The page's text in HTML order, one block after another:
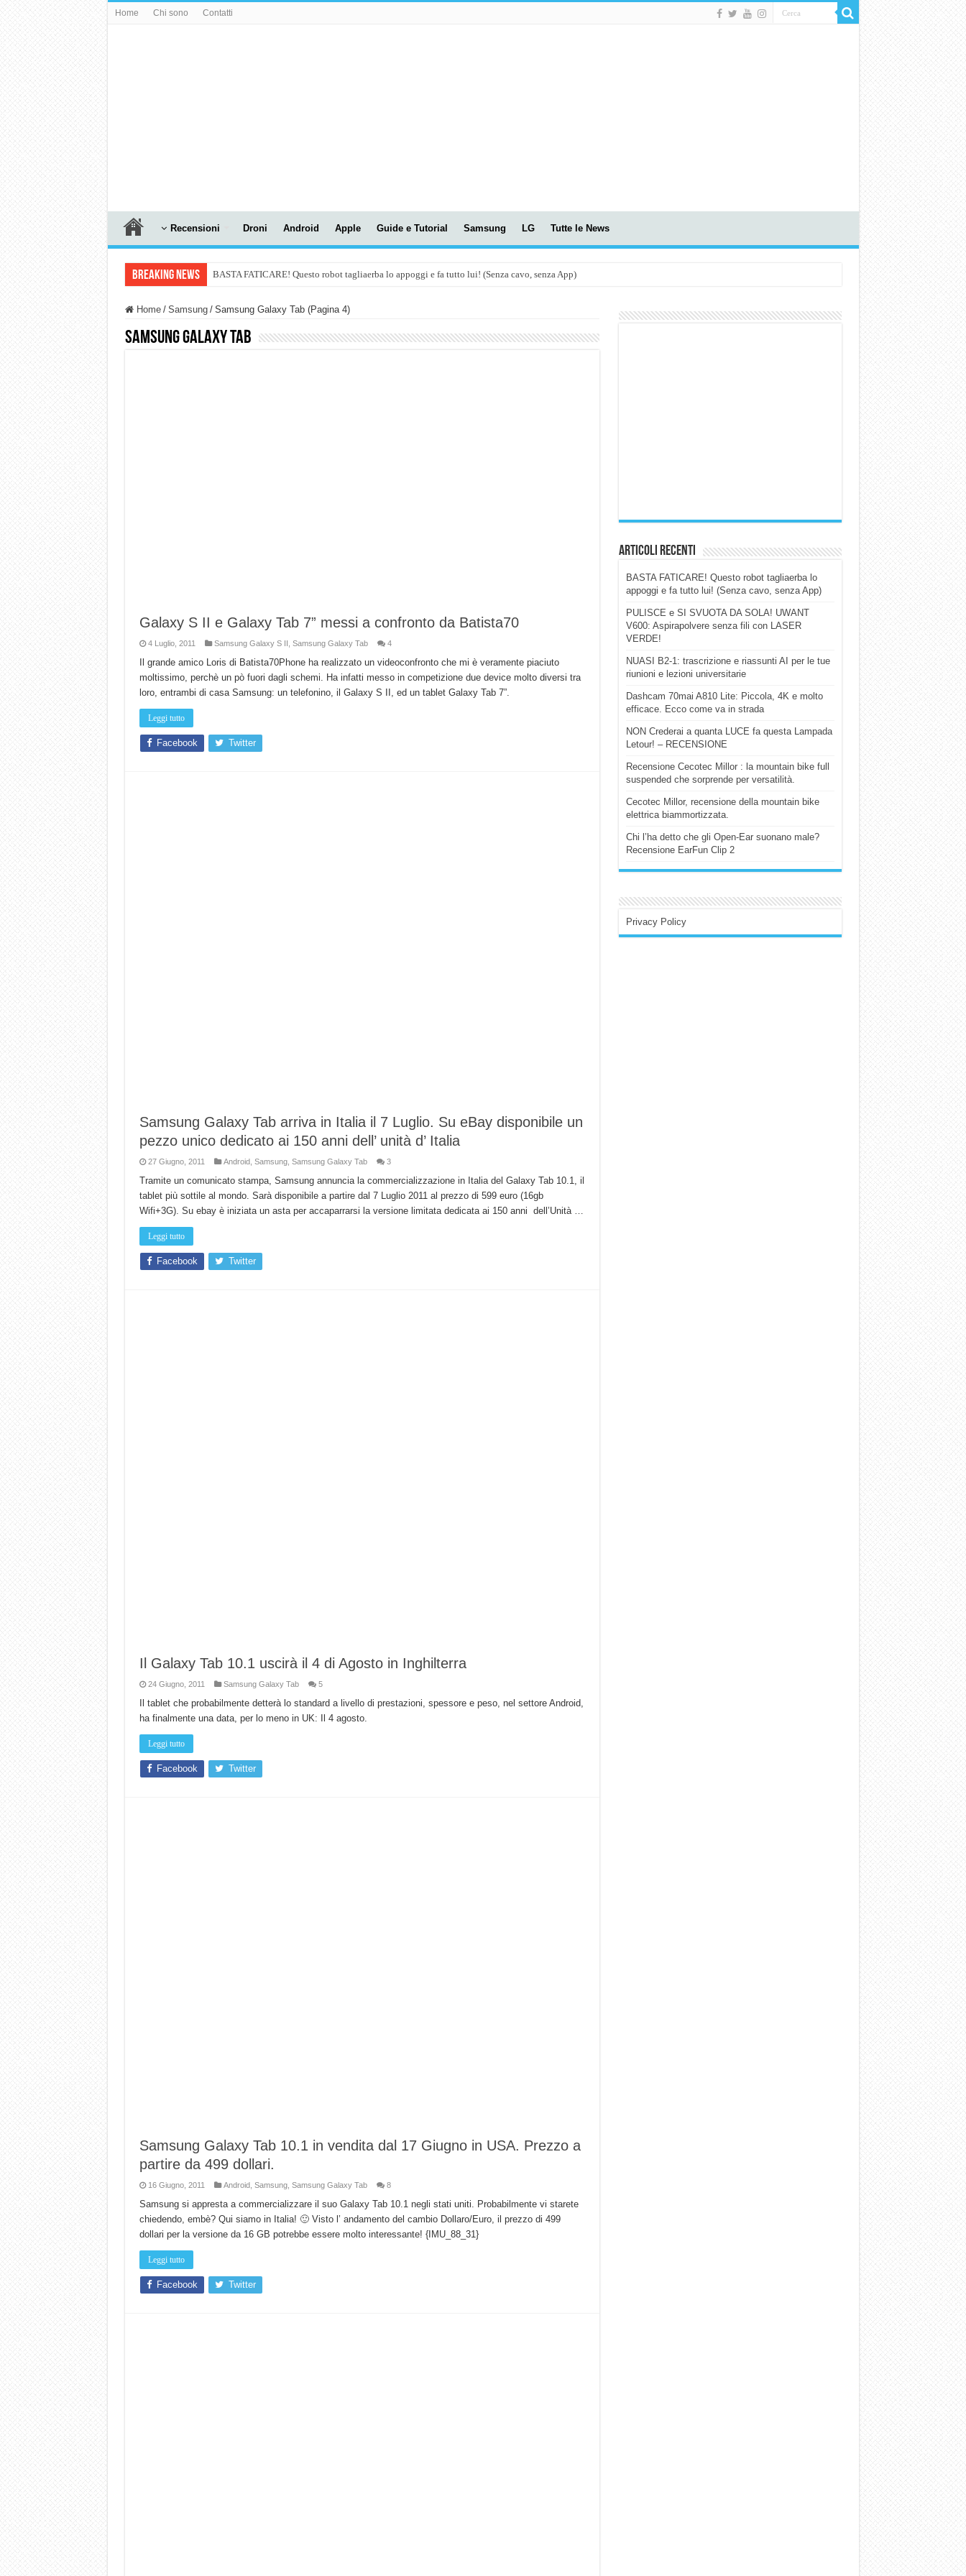
Home Chi sono Contatti
Recensioni Droni Android Apple Guide e Tutorial Samsung LG Tutte le News
Breaking News BASTA FATICARE! Questo robot tagliaerba lo appoggi e fa tutto lui! (Senza cavo, senza App)
Dashcam 70mai A810 Lite: Piccola, 4K e molto efficace. Ecco come va in strada
Home / Samsung / Samsung Galaxy Tab (Pagina 4)
Samsung Galaxy Tab
Galaxy S II e Galaxy Tab 7” messi a confronto da Batista70
4 Luglio, 2011 Samsung Galaxy S II Samsung Galaxy Tab 4
Il grande amico Loris di Batista70Phone ha realizzato un videoconfronto che mi è veramente piaciuto
moltissimo, perchè un pò fuori dagli schemi. Ha infatti messo in competizione due device molto diversi tra
loro, entrambi di casa Samsung: un telefonino, il Galaxy S II, ed un tablet Galaxy Tab 7”.
Leggi tutto
Facebook Twitter
Samsung Galaxy Tab arriva in Italia il 7 Luglio. Su eBay disponibile un
pezzo unico dedicato ai 150 anni dell’ unità d’ Italia
27 Giugno, 2011 Android, Samsung, Samsung Galaxy Tab 3
Tramite un comunicato stampa, Samsung annuncia la commercializzazione in Italia del Galaxy Tab 10.1, il
tablet più sottile al mondo. Sarà disponibile a partire dal 7 Luglio 2011 al prezzo di 599 euro (16gb
Wifi+3G). Su ebay è iniziata un asta per accaparrarsi la versione limitata dedicata ai 150 anni dell’Unità …
Leggi tutto
Facebook Twitter
Il Galaxy Tab 10.1 uscirà il 4 di Agosto in Inghilterra
24 Giugno, 2011 Samsung Galaxy Tab 5
Il tablet che probabilmente detterà lo standard a livello di prestazioni, spessore e peso, nel settore Android,
ha finalmente una data, per lo meno in UK: Il 4 agosto.
Leggi tutto
Facebook Twitter
Samsung Galaxy Tab 10.1 in vendita dal 17 Giugno in USA. Prezzo a
partire da 499 dollari.
16 Giugno, 2011 Android, Samsung, Samsung Galaxy Tab 8
Samsung si appresta a commercializzare il suo Galaxy Tab 10.1 negli stati uniti. Probabilmente vi starete
chiedendo, embè? Qui siamo in Italia! 🙂 Visto l’ andamento del cambio Dollaro/Euro, il prezzo di 499
dollari per la versione da 16 GB potrebbe essere molto interessante! {IMU_88_31}
Leggi tutto
Facebook Twitter
Articoli Recenti
BASTA FATICARE! Questo robot tagliaerba lo
appoggi e fa tutto lui! (Senza cavo, senza App)
PULISCE e SI SVUOTA DA SOLA! UWANT
V600: Aspirapolvere senza fili con LASER
VERDE!
NUASI B2-1: trascrizione e riassunti AI per le tue
riunioni e lezioni universitarie
Dashcam 70mai A810 Lite: Piccola, 4K e molto
efficace. Ecco come va in strada
NON Crederai a quanta LUCE fa questa Lampada
Letour! – RECENSIONE
Recensione Cecotec Millor : la mountain bike full
suspended che sorprende per versatilità.
Cecotec Millor, recensione della mountain bike
elettrica biammortizzata.
Chi l’ha detto che gli Open-Ear suonano male?
Recensione EarFun Clip 2
Privacy Policy